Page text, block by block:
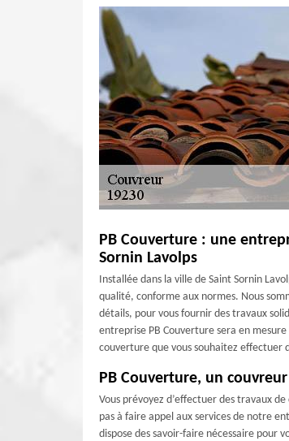
PB Couverture : une
Sornin Lavolps
Installée dans la ville de Saint Sornin
qualité, conforme aux normes. Nous
détails, pour vous fournir des travaux
entreprise PB Couverture sera en
couverture que vous souhaitez effectuer
PB Couverture, un
Vous prévoyez d’effectuer des travaux
pas à faire appel aux services de notre
dispose des savoir-faire nécessaire pour